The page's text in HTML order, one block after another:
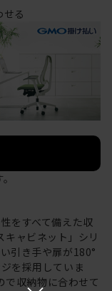
る
をすべて備えた収
ャビネット」シリ
引き手や扉が180°
を採用していま
収納物に合わせて